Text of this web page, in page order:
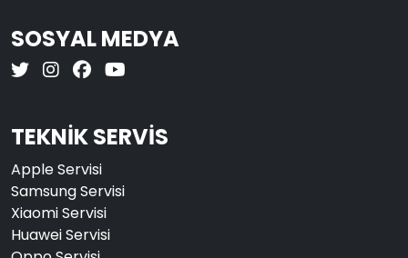
SOSYAL MEDYA
TEKNİK SERVİS
Apple Servisi
Samsung Servisi
Xiaomi Servisi
Huawei Servisi